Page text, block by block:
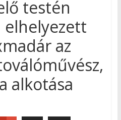
testén
az
alkotása